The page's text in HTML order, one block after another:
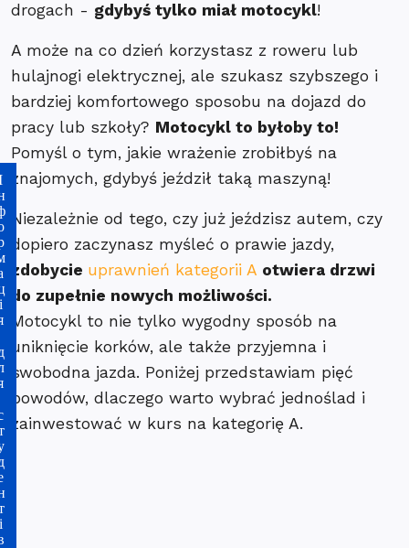
drogach - gdybyś tylko miał motocykl!
A może na co dzień korzystasz z roweru lub
hulajnogi elektrycznej, ale szukasz szybszego i
bardziej komfortowego sposobu na dojazd do
pracy lub szkoły? Motocykl to byłoby to!
Pomyśl o tym, jakie wrażenie zrobiłbyś na
znajomych, gdybyś jeździł taką maszyną!
Niezależnie od tego, czy już jeździsz autem, czy
dopiero zaczynasz myśleć o prawie jazdy,
zdobycie uprawnień kategorii A otwiera drzwi
do zupełnie nowych możliwości.
Motocykl to nie tylko wygodny sposób na
uniknięcie korków, ale także przyjemna i
swobodna jazda. Poniżej przedstawiam pięć
powodów, dlaczego warto wybrać jednoślad i
zainwestować w kurs na kategorię A.